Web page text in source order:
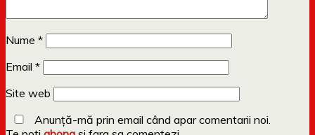
Nume *
Email *
Site web
Anunță-mă prin email când apar comentarii noi.